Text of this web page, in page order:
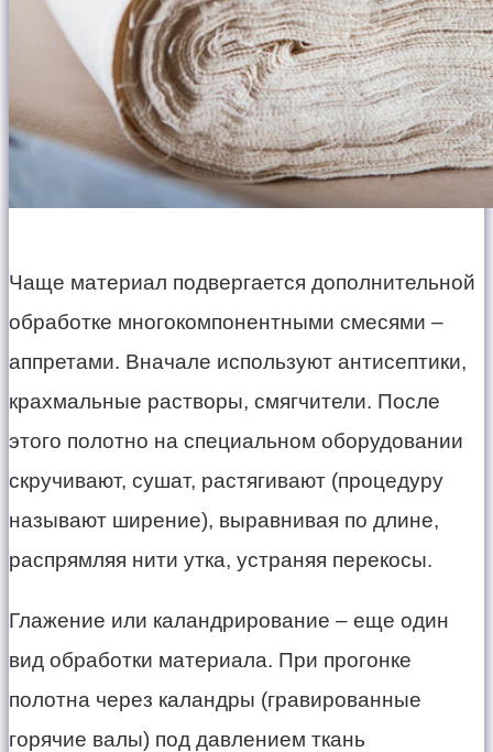
Чаще материал подвергается дополнительной
обработке многокомпонентными смесями –
аппретами. Вначале используют антисептики,
крахмальные растворы, смягчители. После
этого полотно на специальном оборудовании
скручивают, сушат, растягивают (процедуру
называют ширение), выравнивая по длине,
распрямляя нити утка, устраняя перекосы.
Глажение или каландрирование – еще один
вид обработки материала. При прогонке
полотна через каландры (гравированные
горячие валы) под давлением ткань